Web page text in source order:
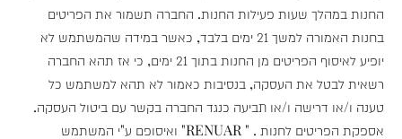
החנות במהלך שעות פעילות החנות. החברה תשמור את הפריטים
בחנות האמורה למשך 21 ימים בלבד, כאשר במידה שהמשתמש לא
יופיע לאיסוף הפריטים מן החנות בתוך 21 ימים, כי אז תהא החברה
רשאית לבטל את העסקה, בנסיבות כאמור לא תהא למשתמש כל
טענה ו/או דרישה ו/או תביעה כנגד החברה בקשר עם ביטול העסקה.
אספקת הפריטים לחנות . " RENUAR" ואיסופם ע"י המשתמש